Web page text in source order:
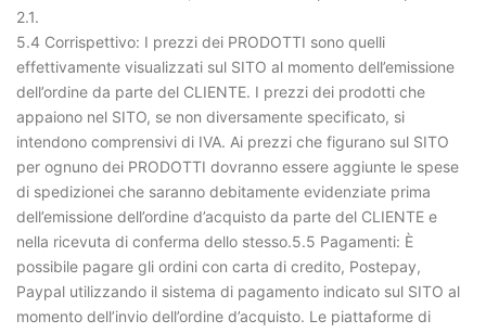
2.1.
5.4 Corrispettivo: I prezzi dei PRODOTTI sono quelli
effettivamente visualizzati sul SITO al momento dell’emissione
dell’ordine da parte del CLIENTE. I prezzi dei prodotti che
appaiono nel SITO, se non diversamente specificato, si
intendono comprensivi di IVA. Ai prezzi che figurano sul SITO
per ognuno dei PRODOTTI dovranno essere aggiunte le spese
di spedizionei che saranno debitamente evidenziate prima
dell’emissione dell’ordine d’acquisto da parte del CLIENTE e
nella ricevuta di conferma dello stesso.5.5 Pagamenti: È
possibile pagare gli ordini con carta di credito, Postepay,
Paypal utilizzando il sistema di pagamento indicato sul SITO al
momento dell’invio dell’ordine d’acquisto. Le piattaforme di